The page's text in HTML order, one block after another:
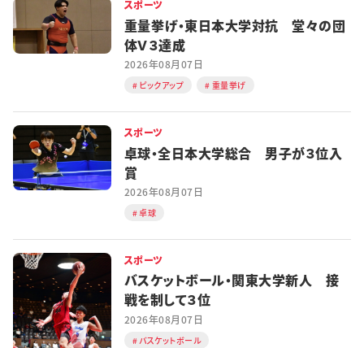
スポーツ
重量挙げ・東日本大学対抗 堂々の団
体Ｖ３達成
2026年08月07日
ピックアップ 重量挙げ
スポーツ
卓球・全日本大学総合 男子が３位入
賞
2026年08月07日
卓球
スポーツ
バスケットボール・関東大学新人 接
戦を制して３位
2026年08月07日
バスケットボール